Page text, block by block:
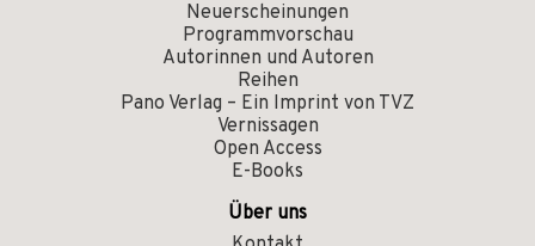
Neuerscheinungen
Programmvorschau
Autorinnen und Autoren
Reihen
Pano Verlag – Ein Imprint von TVZ
Vernissagen
Open Access
E-Books
Über uns